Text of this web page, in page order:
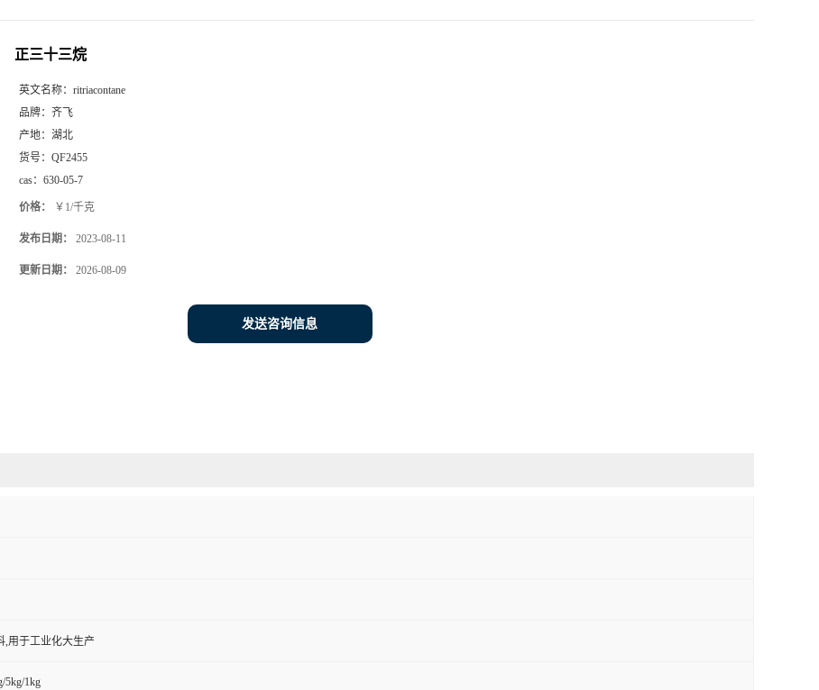
正三十三烷
英文名称： ritriacontane
品牌： 齐飞
产地： 湖北
货号： QF2455
cas： 630-05-7
价格： ￥1/千克
发布日期： 2023-08-11
更新日期： 2026-08-09
发送咨询信息
,用于工业化大生产
5kg/1kg